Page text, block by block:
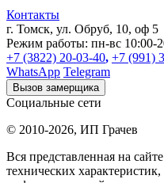
Контакты
г. Томск, ул. Обруб, 10, оф 5
Режим работы: пн-вс 10:00-
+7 (3822) 20-03-40, +7 (991)
WhatsApp Telegram
Вызов замерщика
Социальные сети
© 2010-2026, ИП Грачев
Вся представленная на
технических